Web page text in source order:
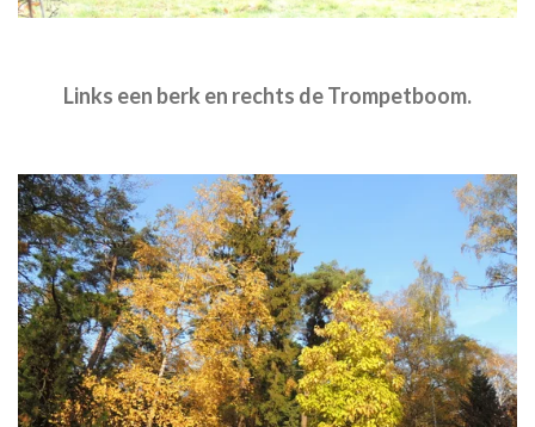
Links een berk en rechts de Trompetboom.